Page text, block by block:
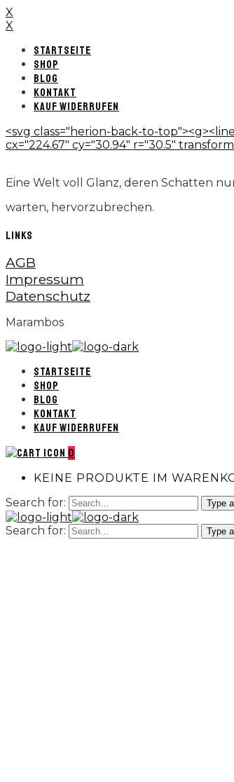
X
X
STARTSEITE
SHOP
BLOG
KONTAKT
KAUF WIDERRUFEN
<svg class="herion-back-to-
cx="224.67" cy="30.94" r="30.5"
Eine Welt voll Glanz, deren Schatten
warten, hervorzubrechen.
LINKS
AGB
Impressum
Datenschutz
Marambos
STARTSEITE
SHOP
BLOG
KONTAKT
KAUF WIDERRUFEN
0
KEINE PRODUKTE IM
Search for:
Type
Search for: Type